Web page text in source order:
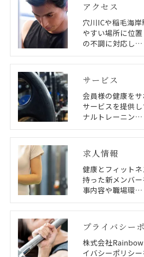
アクセス
穴川ICや稲毛海
やすい場所に位
の不調に対応し…
サービス
会員様の健康を
サービスを提供
ナルトレーニン…
求人情報
健康とフィット
持った新メンバ
事内容や職場環…
プライバシー
株式会社
イバシーポリシ